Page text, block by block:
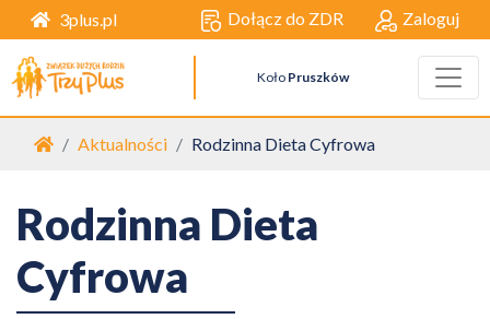
3plus.pl Dołącz do ZDR Zaloguj
Koło Pruszków
Strona główna
Aktualności Rodzinna Dieta Cyfrowa
Rodzinna Dieta
Cyfrowa